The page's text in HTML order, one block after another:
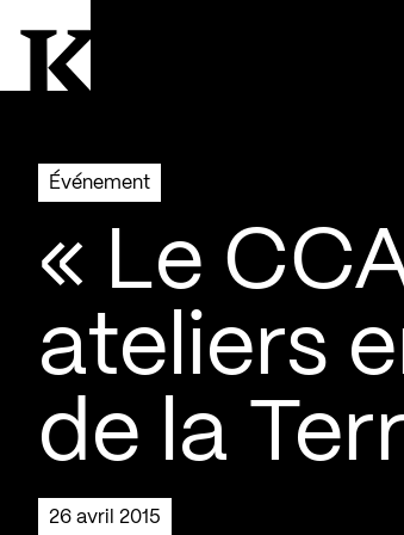
Événement
« Le
ateliers
de la
26 avril 2015